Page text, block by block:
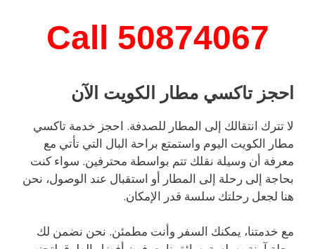
Call 50874067
احجز تاكسي مطار الكويت الآن
لا تترك انتقالك إلى المطار للصدفة. احجز خدمة تاكسي
مطار الكويت اليوم واستمتع براحة البال التي تأتي مع
معرفة أن وسيلة نقلك تتم بواسطة محترفين. سواء كنت
بحاجة إلى رحلة إلى المطار أو استقبال عند الوصول، نحن
هنا لجعل رحلتك سلسة قدر الإمكان.
مع خدمتنا، يمكنك السفر وأنت مطمئن. نحن نضمن لك